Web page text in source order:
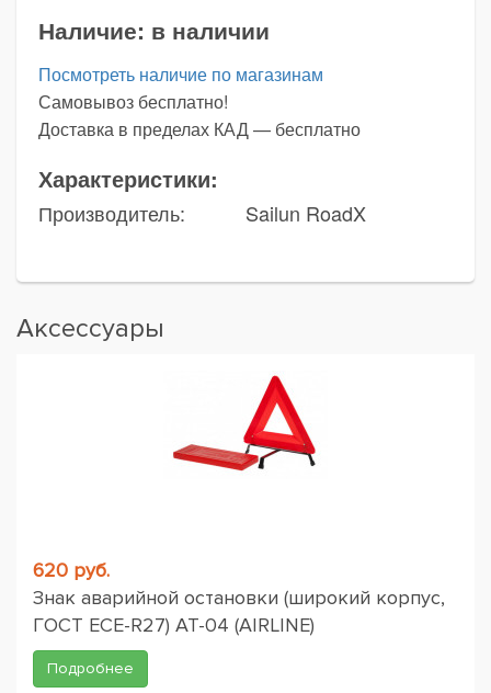
Наличие: в наличии
Посмотреть наличие по магазинам
Самовывоз бесплатно!
Доставка в пределах КАД — бесплатно
Характеристики:
Производитель: Sailun RoadX
Аксессуары
620 руб.
Знак аварийной остановки (широкий корпус,
ГОСТ ЕСЕ-R27) AT-04 (AIRLINE)
Подробнее